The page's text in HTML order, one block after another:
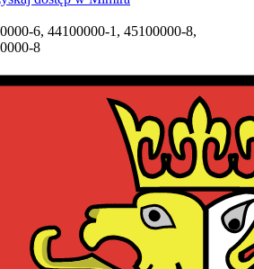
6, 44100000-1, 45100000-8,
8